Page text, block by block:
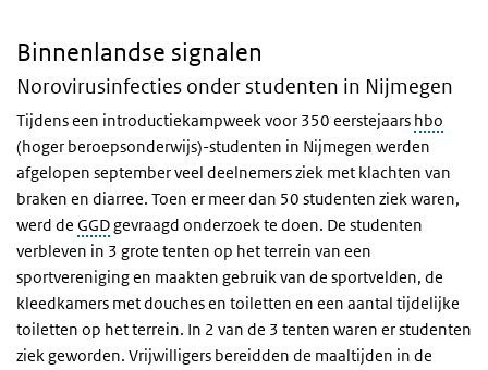
Binnenlandse signalen
Norovirusinfecties onder studenten in Nijmegen
Tijdens een introductiekampweek voor 350 eerstejaars hbo
(hoger beroepsonderwijs)-studenten in Nijmegen werden
afgelopen september veel deelnemers ziek met klachten van
braken en diarree. Toen er meer dan 50 studenten ziek waren,
werd de GGDgevraagd onderzoek te doen. De studenten
verbleven in 3 grote tenten op het terrein van een
sportvereniging en maakten gebruik van de sportvelden, de
kleedkamers met douches en toiletten en een aantal tijdelijke
toiletten op het terrein. In 2 van de 3 tenten waren er studenten
ziek geworden. Vrijwilligers bereidden de maaltijden in de